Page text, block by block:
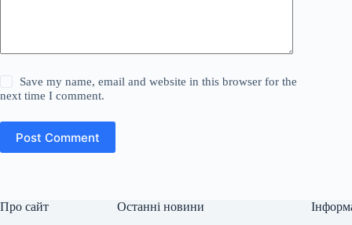
Save my name, email and website in this browser for the
next time I comment.
Post Comment
Про сайт Останні новини